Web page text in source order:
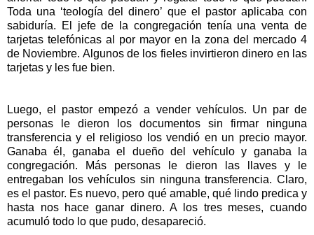
Toda una ‘teología del dinero’ que el pastor aplicaba con
sabiduría. El jefe de la congregación tenía una venta de
tarjetas telefónicas al por mayor en la zona del mercado 4
de Noviembre. Algunos de los fieles invirtieron dinero en las
tarjetas y les fue bien.
Luego, el pastor empezó a vender vehículos. Un par de
personas le dieron los documentos sin firmar ninguna
transferencia y el religioso los vendió en un precio mayor.
Ganaba él, ganaba el dueño del vehículo y ganaba la
congregación. Más personas le dieron las llaves y le
entregaban los vehículos sin ninguna transferencia. Claro,
es el pastor. Es nuevo, pero qué amable, qué lindo predica y
hasta nos hace ganar dinero. A los tres meses, cuando
acumuló todo lo que pudo, desapareció.